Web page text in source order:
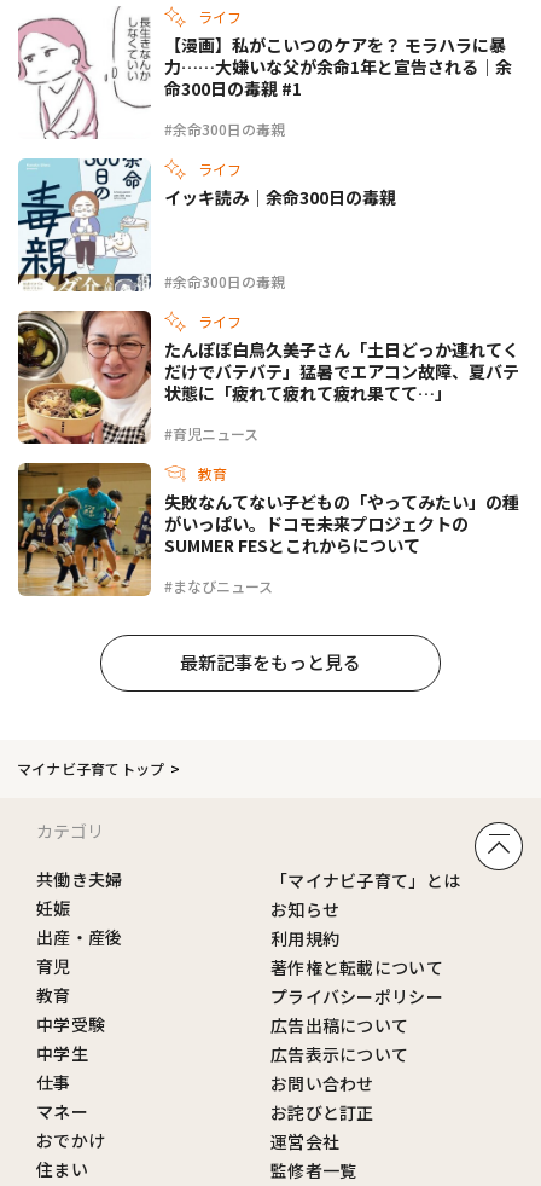
ライフ
#余命300日の毒親
【漫画】私がこいつのケアを？ モラハラに暴
力……大嫌いな父が余命1年と宣告される｜余
命300日の毒親 #1
ライフ
#余命300日の毒親
イッキ読み｜余命300日の毒親
ライフ
#育児ニュース
たんぽぽ白鳥久美子さん「土日どっか連れてく
だけでバテバテ」猛暑でエアコン故障、夏バテ
状態に「疲れて疲れて疲れ果てて…」
教育
#まなびニュース
失敗なんてない――子どもの「やってみたい」の種
がいっぱい。ドコモ未来プロジェクトの
SUMMER FESとこれからについて
最新記事をもっと見る
マイナビ子育てトップ
カテゴリ
共働き夫婦
妊娠
出産・産後
育児
教育
中学受験
中学生
仕事
マネー
おでかけ
住まい
「マイナビ子育て」とは
お知らせ
利用規約
著作権と転載について
プライバシーポリシー
広告出稿について
広告表示について
お問い合わせ
お詫びと訂正
運営会社
監修者一覧